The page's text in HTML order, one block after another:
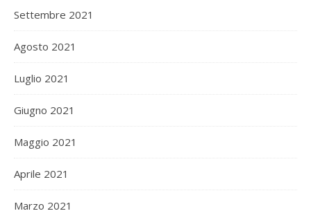
Settembre 2021
Agosto 2021
Luglio 2021
Giugno 2021
Maggio 2021
Aprile 2021
Marzo 2021